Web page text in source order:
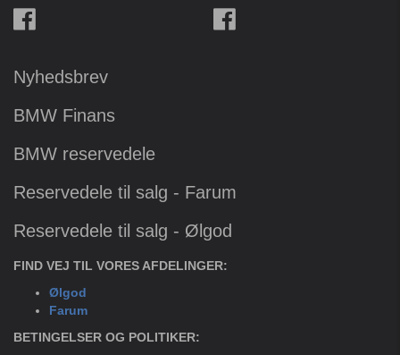
Nyhedsbrev
BMW Finans
BMW reservedele
Reservedele til salg - Farum
Reservedele til salg - Ølgod
FIND VEJ TIL VORES AFDELINGER:
Ølgod
Farum
BETINGELSER OG POLITIKER: